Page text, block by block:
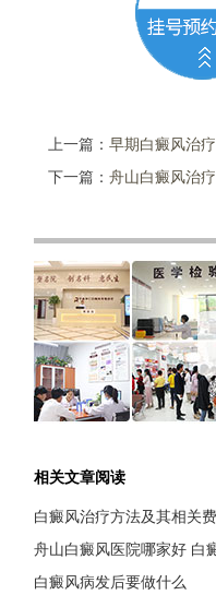
上一篇： 早期白癜风治
下一篇： 舟山白癜风治
相关文章阅读
白癜风治疗方法及其相关
舟山白癜风医院哪家好 白
白癜风病发后要做什么